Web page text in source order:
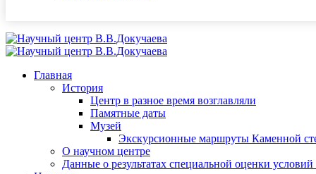
Главная
История
Центр в разное время возглавляли
Памятные даты
Музей
Экскурсионные маршруты Каменной
О научном центре
Данные о результатах специальной оценки условий